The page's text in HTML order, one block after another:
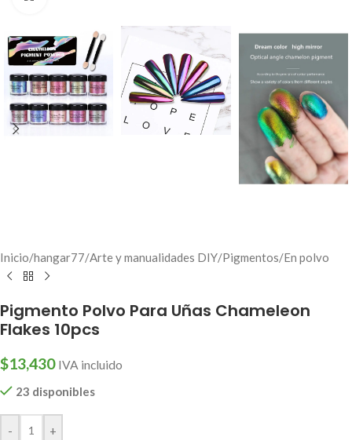
Inicio/hangar77/Arte y manualidades DIY/Pigmentos/En polvo
Pigmento Polvo Para Uñas Chameleon
Flakes 10pcs
$13,430 IVA incluido
23 disponibles
- +